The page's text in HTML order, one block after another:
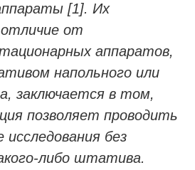
[1]. Их
отличие от
аппаратов,
напольного или
заключается в том,
позволяет проводить
исследования без
либо штатива.